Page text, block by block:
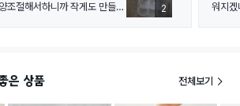
조절해서하니까 작게도 만들어
2
워지겠
은 상품 전체보기